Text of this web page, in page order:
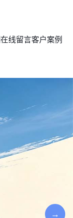
在线留言客户案例
→